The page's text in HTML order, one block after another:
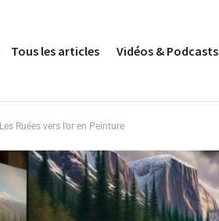
Tous les articles Vidéos & Podcasts
Les Ruées vers l’or en Peinture